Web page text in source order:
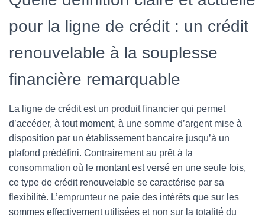
pour la ligne de crédit : un crédit
renouvelable à la souplesse
financière remarquable
La ligne de crédit est un produit financier qui permet
d’accéder, à tout moment, à une somme d’argent mise à
disposition par un établissement bancaire jusqu’à un
plafond prédéfini. Contrairement au prêt à la
consommation où le montant est versé en une seule fois,
ce type de crédit renouvelable se caractérise par sa
flexibilité. L’emprunteur ne paie des intérêts que sur les
sommes effectivement utilisées et non sur la totalité du